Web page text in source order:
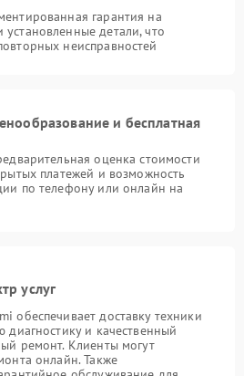
гарантия на
детали, что
неисправностей
и бесплатная
оценка стоимости
платежей и возможность
по телефону или онлайн на
услуг
обеспечивает доставку техники
диагностику и качественный
ремонт. Клиенты могут
онлайн. Также